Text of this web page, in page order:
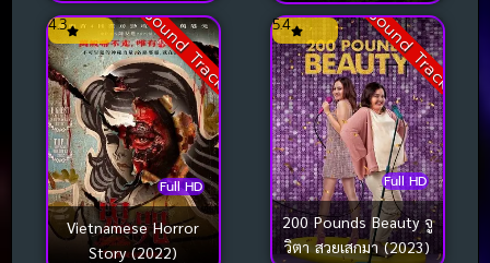
Sound Track
Full HD
4.3
Vietnamese Horror
Story (2022)
Sound Track
Full HD
5.4
200 Pounds Beauty จู
วิตา สวยเสกมา (2023)